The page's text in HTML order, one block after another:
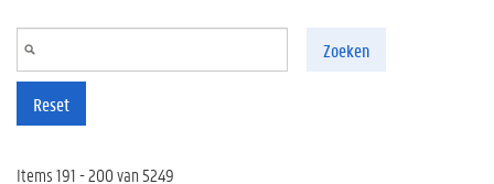
Zoeken
Reset
Items 191 - 200 van 5249